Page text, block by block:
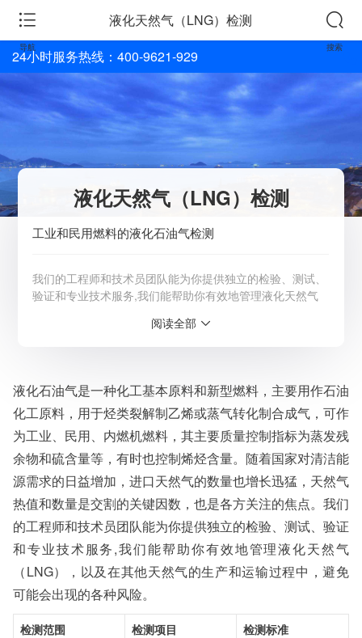
导航
液化天然气（LNG）检测
搜索
24小时服务热线：400-9621-929
液化天然气（LNG）检测
工业和民用燃料的液化石油气检测
我们的工程师和技术员团队能为你提供独立的检验、测试、
验证和专业技术服务,我们能帮助你有效地管理液化天然气
能会出现的各种风险。详情请咨询客服：4009-621-929
阅读全部
液化石油气是一种化工基本原料和新型燃料，主要用作石油
化工原料，用于烃类裂解制乙烯或蒸气转化制合成气，可作
为工业、民用、内燃机燃料，其主要质量控制指标为蒸发残
余物和硫含量等，有时也控制烯烃含量。随着国家对清洁能
源需求的日益增加，进口天然气的数量也增长迅猛，天然气
热值和数量是交割的关键因数，也是各方关注的焦点。我们
的工程师和技术员团队能为你提供独立的检验、测试、验证
和专业技术服务,我们能帮助你有效地管理液化天然气
（LNG），以及在其他天然气的生产和运输过程中，避免
可能会出现的各种风险。
检测范围 检测项目 检测标准